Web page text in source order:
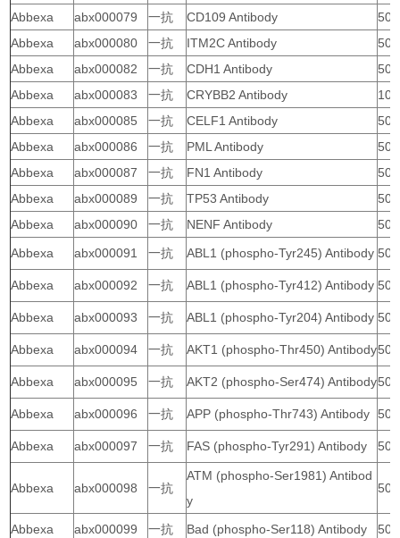
Abbexa
abx000079 一抗 CD109 Antibody
50
Abbexa
abx000080 一抗 ITM2C Antibody
50
Abbexa
abx000082 一抗 CDH1 Antibody
50
Abbexa
abx000083 一抗 CRYBB2 Antibody
10
Abbexa
abx000085 一抗 CELF1 Antibody
50
Abbexa
abx000086 一抗 PML Antibody
50
Abbexa
abx000087 一抗 FN1 Antibody
50
Abbexa
abx000089 一抗 TP53 Antibody
50
Abbexa
abx000090 一抗 NENF Antibody
50
Abbexa
abx000091 一抗 ABL1 (phospho-Tyr245) Antibody 50
Abbexa abx000092 一抗 ABL1 (phospho-Tyr412) Antibody 50
Abbexa abx000093 一抗 ABL1 (phospho-Tyr204) Antibody 50
Abbexa abx000094 一抗 AKT1 (phospho-Thr450) Antibody50
Abbexa abx000095 一抗 AKT2 (phospho-Ser474) Antibody50
Abbexa abx000096 一抗 APP (phospho-Thr743) Antibody 50
Abbexa abx000097 一抗 FAS (phospho-Tyr291) Antibody 50
Abbexa abx000098 一抗
ATM (phospho-Ser1981) Antibod
y
50
Abbexa abx000099 一抗 Bad (phospho-Ser118) Antibody 50